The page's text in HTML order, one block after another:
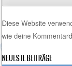
Diese Website
wie deine
NEUESTE BEITRÄGE